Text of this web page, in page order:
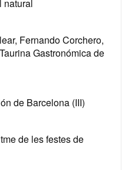
Fernando Corchero,
Gastronómica de
de Barcelona (III)
de les festes de